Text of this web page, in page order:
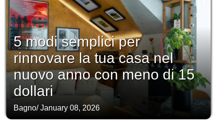
5 modi semplici per
rinnovare la tua casa nel
nuovo anno con meno di 15
dollari
Bagno/January 08, 2026